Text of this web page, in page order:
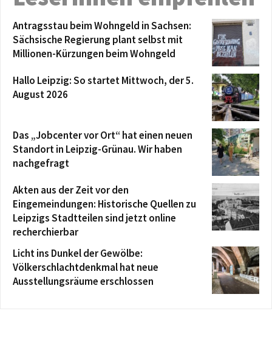
Antragsstau beim Wohngeld in Sachsen:
Sächsische Regierung plant selbst mit
Millionen-Kürzungen beim Wohngeld
Hallo Leipzig: So startet Mittwoch, der 5.
August 2026
Das „Jobcenter vor Ort“ hat einen neuen
Standort in Leipzig-Grünau. Wir haben
nachgefragt
Akten aus der Zeit vor den
Eingemeindungen: Historische Quellen zu
Leipzigs Stadtteilen sind jetzt online
recherchierbar
Licht ins Dunkel der Gewölbe:
Völkerschlachtdenkmal hat neue
Ausstellungsräume erschlossen